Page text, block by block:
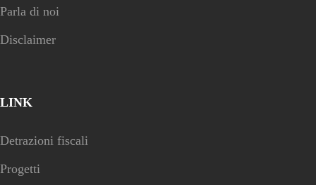
Parla di noi
Disclaimer
LINK
Detrazioni fiscali
Progetti